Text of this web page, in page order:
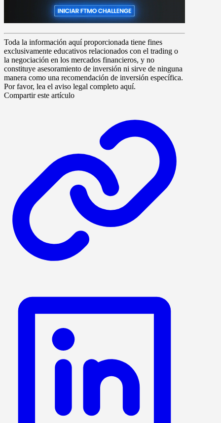
Toda la información aquí proporcionada tiene fines
exclusivamente educativos relacionados con el trading o
la negociación en los mercados financieros, y no
constituye asesoramiento de inversión ni sirve de ninguna
manera como una recomendación de inversión específica.
Por favor, lea el aviso legal completo aquí.
Compartir este artículo